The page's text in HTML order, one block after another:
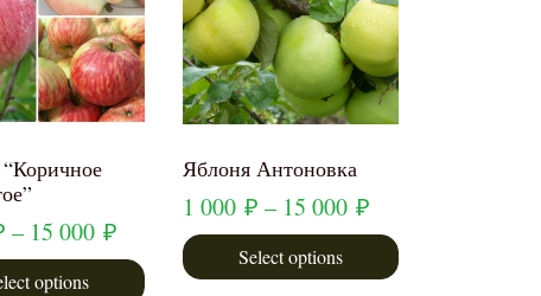
– 15 000 ₽
options
Яблоня Антоновка
1 000 ₽ – 15 000 ₽
Select options